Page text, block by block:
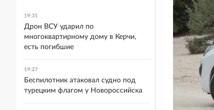
19:31
Дрон ВСУ ударил по
многоквартирному дому в Керчи,
есть погибшие
19:27
Беспилотник атаковал судно под
турецким флагом у Новороссийска